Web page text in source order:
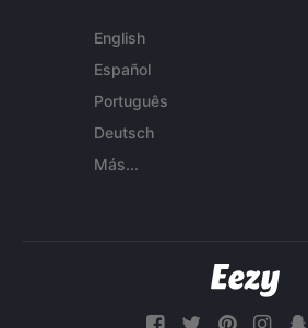
English
Español
Português
Deutsch
Más...